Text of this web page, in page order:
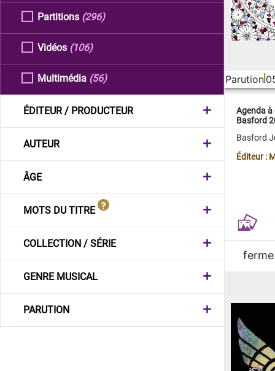
Partitions (296)
Vidéos (106)
Multimédia (56)
ÉDITEUR / PRODUCTEUR
AUTEUR
ÂGE
MOTS DU TITRE
COLLECTION / SÉRIE
GENRE MUSICAL
PARUTION
Parution
Agenda
Basford
Basford
Éditeur :
ferme